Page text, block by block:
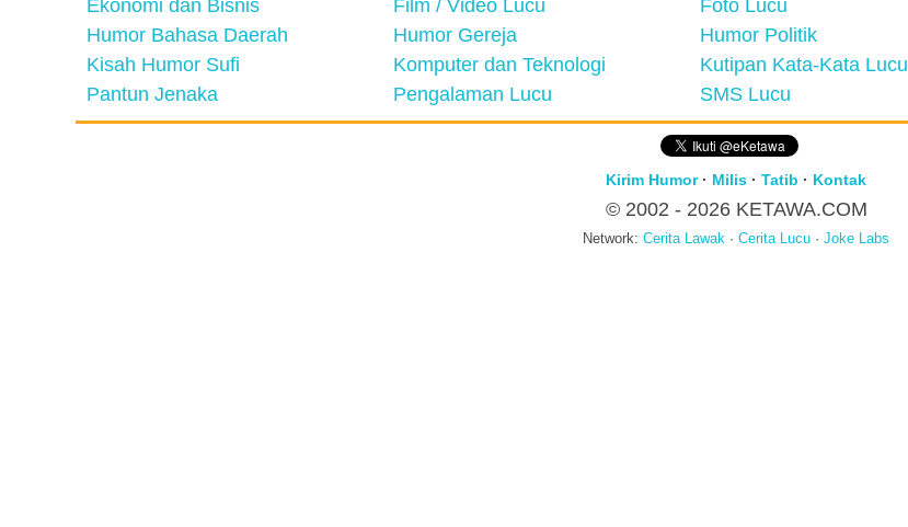
Ekonomi dan Bisnis
Film / Video Lucu Foto Lucu
Humor Bahasa Daerah
Humor Gereja Humor Politik
Kisah Humor Sufi
Komputer dan Teknologi Kutipan Kata-Kata Lucu
Pantun Jenaka
Pengalaman Lucu SMS Lucu
Kirim Humor· Milis · Tatib · Kontak
© 2002 - 2026 KETAWA.COM
Network: Cerita Lawak · Cerita Lucu · Joke Labs